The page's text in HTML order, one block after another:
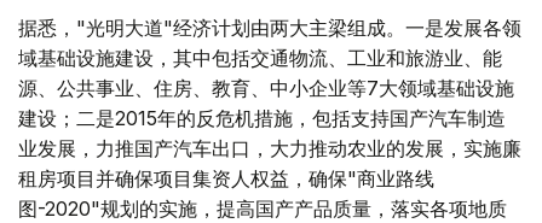
据悉，"光明大道"经济计划由两大主梁组成。一是发展各领
域基础设施建设，其中包括交通物流、工业和旅游业、能
源、公共事业、住房、教育、中小企业等7大领域基础设施
建设；二是2015年的反危机措施，包括支持国产汽车制造
业发展，力推国产汽车出口，大力推动农业的发展，实施廉
租房项目并确保项目集资人权益，确保"商业路线
图-2020"规划的实施，提高国产产品质量，落实各项地质